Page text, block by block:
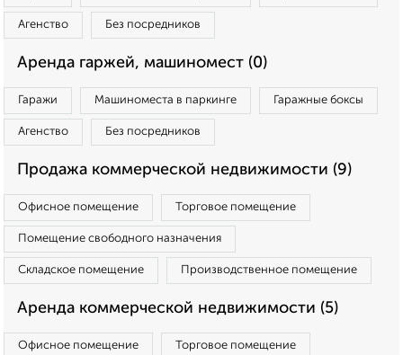
Агенство Без посредников
Аренда гаржей, машиномест (0)
Гаражи Машиноместа в паркинге Гаражные боксы
Агенство Без посредников
Продажа коммерческой недвижимости (9)
Офисное помещение Торговое помещение
Помещение свободного назначения
Складское помещение Производственное помещение
Аренда коммерческой недвижимости (5)
Офисное помещение Торговое помещение